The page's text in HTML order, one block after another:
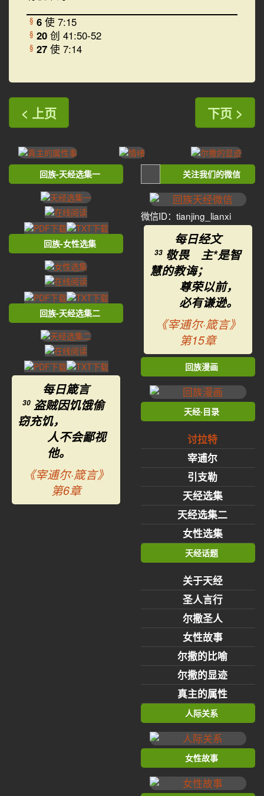
§ 6 使 7:15
§ 20 创 41:50-52
§ 27 使 7:14
< 上页 下页 >
回族-天经选集一
回族-女性选集
回族-天经选集二
每日箴言
30 盗贼因饥饿偷
窃充饥，
人不会鄙视
他。
《宰逋尔·箴言》
第6章
关注我们的微信
微信ID：tianjing_lianxi
每日经文
33 敬畏 主*是智
慧的教诲；
尊荣以前，
必有谦逊。
《宰逋尔·箴言》
第15章
回族漫画
天经·目录
讨拉特
宰逋尔
引支勒
天经选集
天经选集二
女性选集
天经话题
关于天经
圣人言行
尔撒圣人
女性故事
尔撒的比喻
尔撒的显迹
真主的属性
人际关系
女性故事